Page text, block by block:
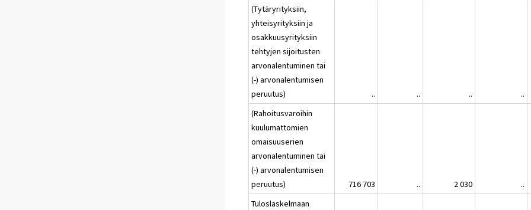
(Tytäryrityksiin,
yhteisyrityksiin ja
osakkuusyrityksiin
tehtyjen sijoitusten
arvonalentuminen tai
(-) arvonalentumisen
peruutus)
.. .. .. ..
(Rahoitusvaroihin
kuulumattomien
omaisuuserien
arvonalentuminen tai
(-) arvonalentumisen
peruutus)
716 703 .. 2 030 ..
Tuloslaskelmaan